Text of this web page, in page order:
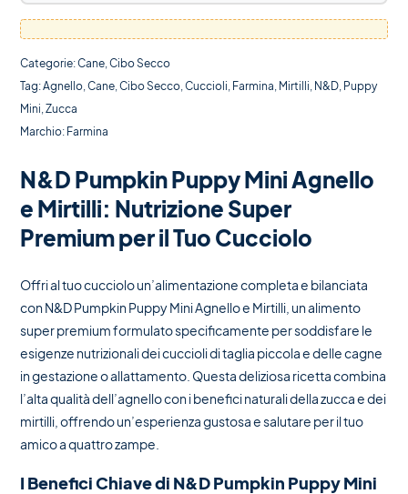
Categorie:Cane,Cibo Secco
Tag:Agnello,Cane,Cibo Secco,Cuccioli, Farmina, Mirtilli, N&D, Puppy
Mini,Zucca
Marchio: Farmina
N&D Pumpkin Puppy Mini Agnello
e Mirtilli: Nutrizione Super
Premium per il Tuo Cucciolo
Offri al tuo cucciolo un’alimentazione completa e bilanciata
con N&D Pumpkin Puppy Mini Agnello e Mirtilli, un alimento
super premium formulato specificamente per soddisfare le
esigenze nutrizionali dei cuccioli di taglia piccola e delle cagne
in gestazione o allattamento. Questa deliziosa ricetta combina
l’alta qualità dell’agnello con i benefici naturali della zucca e dei
mirtilli, offrendo un’esperienza gustosa e salutare per il tuo
amico a quattro zampe.
I Benefici Chiave di N&D Pumpkin Puppy Mini